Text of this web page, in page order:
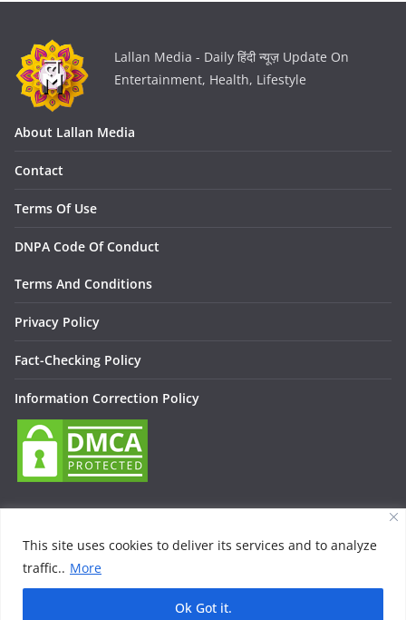
This site uses cookies to deliver its services and to analyze
traffic.. More
Ok Got it.
Lallan Media - Daily हिंदी न्यूज़ Update On
Entertainment, Health, Lifestyle
About Lallan Media
Contact
Terms Of Use
DNPA Code Of Conduct
Terms And Conditions
Privacy Policy
Fact-Checking Policy
Information Correction Policy
Copyright © 2026
Entertainment, Technology, Bollywood. All rights reserved.
by ThemeGrill. Powered by